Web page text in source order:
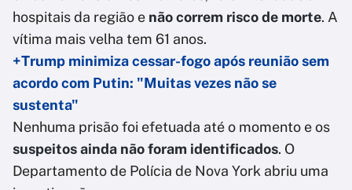
hospitais da região e não correm risco de morte. A
vítima mais velha tem 61 anos.
+Trump minimiza cessar-fogo após reunião sem
acordo com Putin: "Muitas vezes não se
sustenta"
Nenhuma prisão foi efetuada até o momento e os
suspeitos ainda não foram identificados. O
Departamento de Polícia de Nova York abriu uma